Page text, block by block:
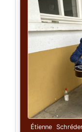
Étienne